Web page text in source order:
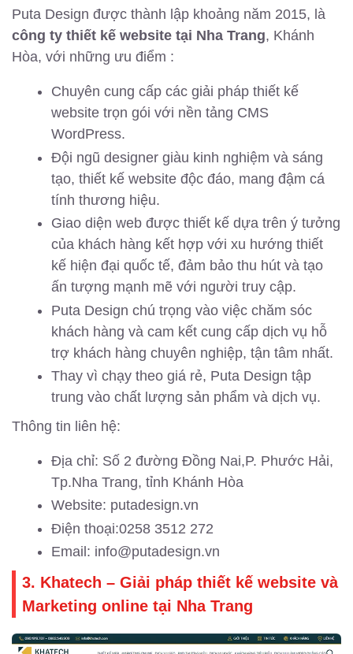
Puta Design được thành lập khoảng năm 2015, là
công ty thiết kế website tại Nha Trang, Khánh
Hòa, với những ưu điểm :
Chuyên cung cấp các giải pháp thiết kế
website trọn gói với nền tảng CMS
WordPress.
Đội ngũ designer giàu kinh nghiệm và sáng
tạo, thiết kế website độc đáo, mang đậm cá
tính thương hiệu.
Giao diện web được thiết kế dựa trên ý tưởng
của khách hàng kết hợp với xu hướng thiết
kế hiện đại quốc tế, đảm bảo thu hút và tạo
ấn tượng mạnh mẽ với người truy cập.
Puta Design chú trọng vào việc chăm sóc
khách hàng và cam kết cung cấp dịch vụ hỗ
trợ khách hàng chuyên nghiệp, tận tâm nhất.
Thay vì chạy theo giá rẻ, Puta Design tập
trung vào chất lượng sản phẩm và dịch vụ.
Thông tin liên hệ:
Địa chỉ: Số 2 đường Đồng Nai,P. Phước Hải,
Tp.Nha Trang, tỉnh Khánh Hòa
Website: putadesign.vn
Điện thoại:0258 3512 272
Email: info@putadesign.vn
3. Khatech – Giải pháp thiết kế website và
Marketing online tại Nha Trang